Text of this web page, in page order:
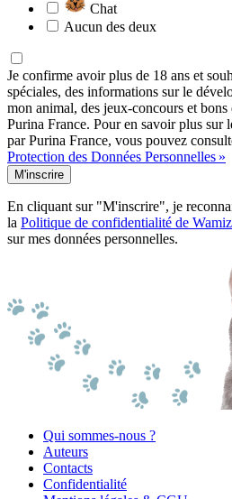
Chat
Aucun des deux
Je confirme avoir plus de 18 ans et
spéciales, des informations sur le
mon animal, des jeux-concours et
Purina France. Pour en savoir plus sur
par Purina France, vous pouvez
Protection des Données Personnelles »
M'inscrire
En cliquant sur "M'inscrire", je
la Politique de confidentialité de Wamiz
sur mes données personnelles.
Qui sommes-nous ?
Auteurs
Contacts
Confidentialité